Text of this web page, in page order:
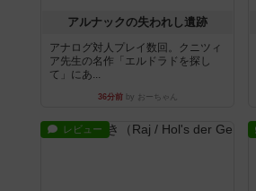
アルナックの失われし遺跡
アナログ対人プレイ数回。クニツィ
ア先生の名作「エルドラドを探し
て」にあ...
36分前by おーちゃん
レビュー